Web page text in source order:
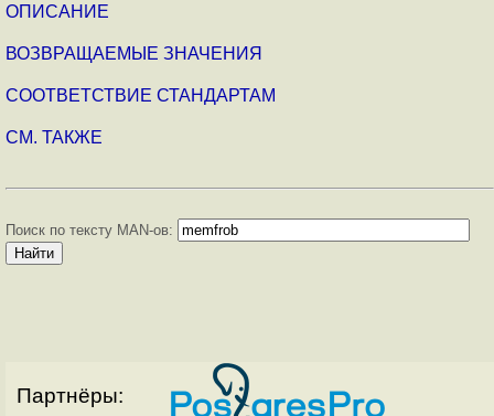
ОПИСАНИЕ
ВОЗВРАЩАЕМЫЕ ЗНАЧЕНИЯ
СООТВЕТСТВИЕ СТАНДАРТАМ
СМ. ТАКЖЕ
Поиск по тексту MAN-ов:
Партнёры: